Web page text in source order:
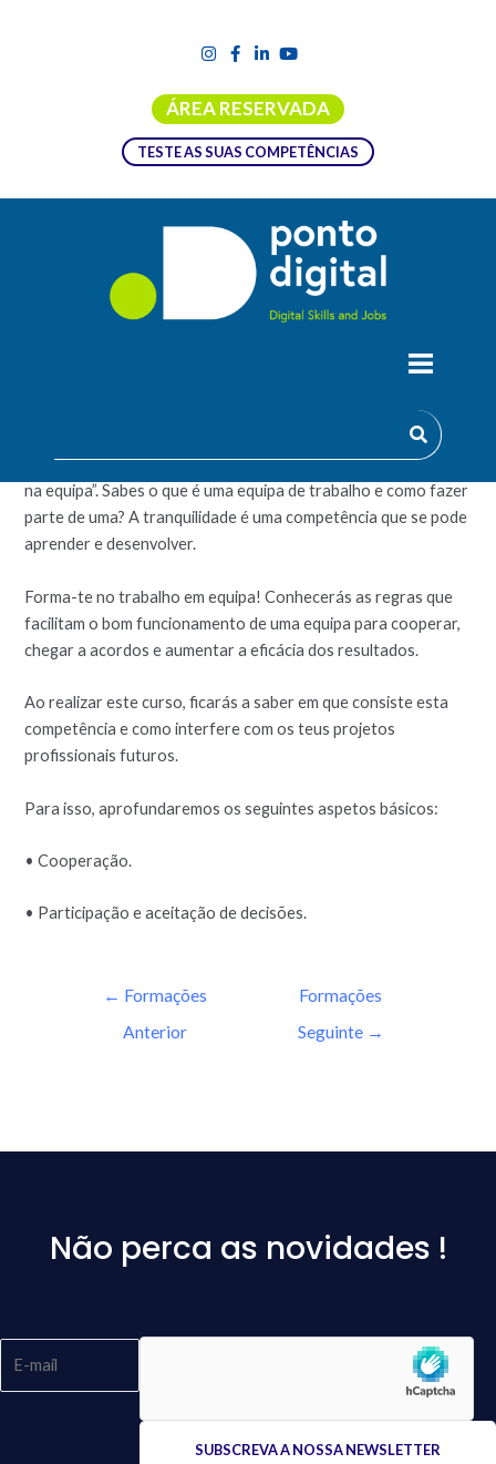
ÁREA RESERVADA
TESTE AS SUAS COMPETÊNCIAS
No mundo laboral ouvem-se frequentemente expressões
como “será valorizado o trabalho em equipa” ou “integração
na equipa”. Sabes o que é uma equipa de trabalho e como fazer
parte de uma? A tranquilidade é uma competência que se pode
aprender e desenvolver.
Forma-te no trabalho em equipa! Conhecerás as regras que
facilitam o bom funcionamento de uma equipa para cooperar,
chegar a acordos e aumentar a eficácia dos resultados.
Ao realizar este curso, ficarás a saber em que consiste esta
competência e como interfere com os teus projetos
profissionais futuros.
Para isso, aprofundaremos os seguintes aspetos básicos:
• Cooperação.
• Participação e aceitação de decisões.
← Formações
Anterior
Formações
Seguinte →
Não perca as novidades !